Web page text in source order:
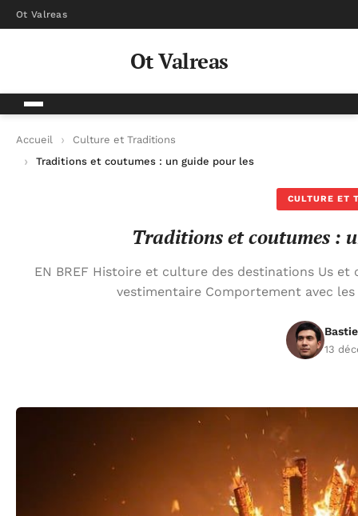
Ot Valreas
Ot Valreas
Accueil
Culture et Traditions
Traditions et coutumes : un guide pour les touristes
CULTURE ET
Traditions et coutumes :
EN BREF Histoire et culture des destinations Us
vestimentaire Comportement avec
13